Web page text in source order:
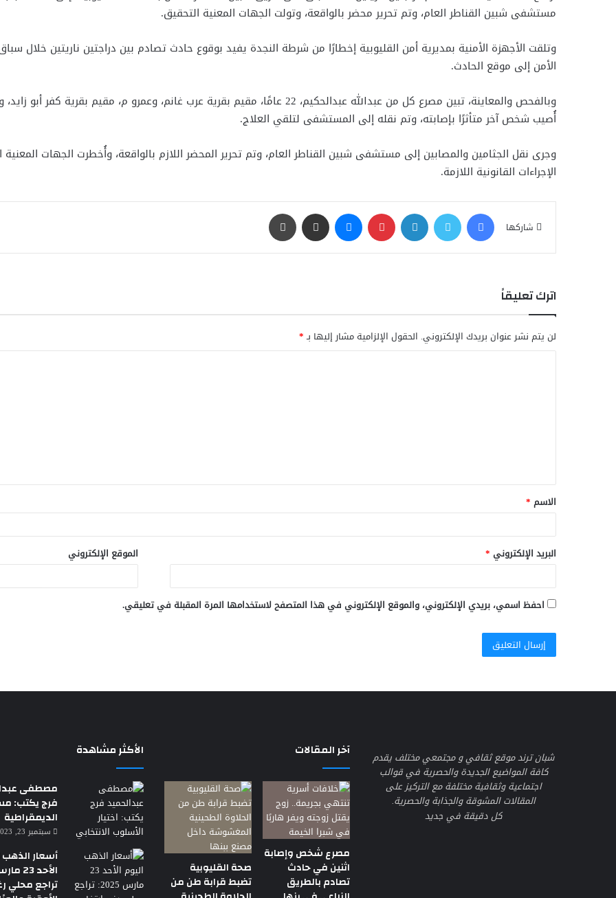
مستشفى شبين القناطر العام، وتم تحرير محضر بالواقعة، وتولت الجهات المعنية التحقيق.
وتلقت الأجهزة الأمنية بمديرية أمن القليوبية إخطارًا من شرطة النجدة يفيد بوقوع حادث تصادم بين دراجتين ناريتين خلال
الأمن إلى موقع الحادث.
أُصيب شخص آخر متأثرًا بإصابته، وتم نقله إلى المستشفى لتلقي العلاج.
وجرى نقل الجثامين والمصابين إلى مستشفى شبين القناطر العام، وتم تحرير المحضر اللازم بالواقعة، وأُخطرت الجهات
الإجراءات القانونية اللازمة.
شاركها
اترك تعليقاً
لن يتم نشر عنوان بريدك الإلكتروني. الحقول الإلزامية مشار إليها بـ*
ق
*
الاسم *
البريد الإلكتروني * الموقع الإلكتروني
احفظ اسمي، بريدي الإلكتروني، والموقع الإلكتروني في هذا المتصفح لاستخدامها المرة المقبلة في تعليقي.
شبان ترند موقع ثقافي و مجتمعي مختلف يقدم
كافة المواضيع الجديدة والحصرية في قوالب
اجتماعية وثقافية مختلفة مع التركيز على
المقالات المشوقة والجذابة والحصرية.
كل دقيقة في جديد
آخر المقالات
مصرع شخص وإصابة
اثنين في حادث
تصادم بالطريق
صحة القليوبية
تضبط قرابة طن من
الأكثر مشاهدة
مصطفى
فرج يكتب:
الديمقراطية
سبتمبر 23, 2023 7:18 م
أسعار الذهب
تراجع محلي